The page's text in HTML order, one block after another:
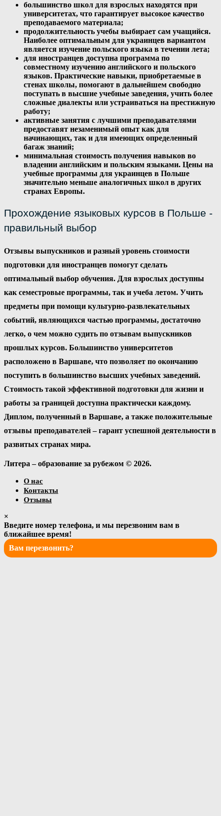
большинство школ для взрослых находятся при
университетах, что гарантирует высокое качество
преподаваемого материала;
продолжительность учебы выбирает сам учащийся.
Наиболее оптимальным для украинцев вариантом
является изучение польского языка в течении лета;
для иностранцев доступна программа по
совместному изучению английского и польского
языков. Практические навыки, приобретаемые в
стенах школы, помогают в дальнейшем свободно
поступать в высшие учебные заведения, учить более
сложные диалекты или устраиваться на престижную
работу;
активные занятия с лучшими преподавателями
предоставят незаменимый опыт как для
начинающих, так и для имеющих определенный
багаж знаний;
минимальная стоимость получения навыков во
владении английским и польским языками. Цены на
учебные программы для украинцев в Польше
значительно меньше аналогичных школ в других
странах Европы.
Прохождение языковых курсов в Польше -
правильный выбор
Отзывы выпускников и разный уровень стоимости
подготовки для иностранцев помогут сделать
оптимальный выбор обучения. Для взрослых доступны
как семестровые программы, так и учеба летом. Учить
предметы при помощи культурно-развлекательных
событий, являющихся частью программы, достаточно
легко, о чем можно судить по отзывам выпускников
прошлых курсов. Большинство университетов
расположено в Варшаве, что позволяет по окончанию
поступить в большинство высших учебных заведений.
Стоимость такой эффективной подготовки для жизни и
работы за границей доступна практически каждому.
Диплом, полученный в Варшаве, а также положительные
отзывы преподавателей – гарант успешной деятельности в
развитых странах мира.
Литера – образование за рубежом © 2026.
О нас
Контакты
Отзывы
×
Введите номер телефона, и мы перезвоним вам в
ближайшее время!
Вам перезвонить?